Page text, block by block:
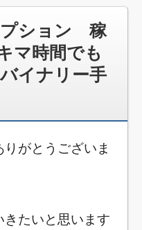
プション 稼
マ時間でも
イナリー手
がとうございま
たいと思います